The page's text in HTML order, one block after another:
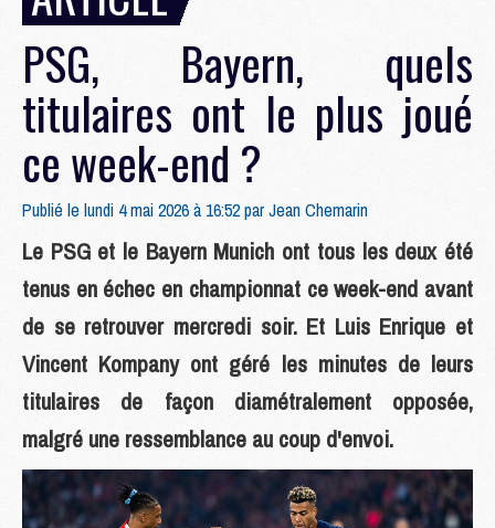
PSG, Bayern, quels
titulaires ont le plus joué
ce week-end ?
Publié le lundi 4 mai 2026 à 16:52 parJean Chemarin
Le PSG et le Bayern Munich ont tous les deux été
tenus en échec en championnat ce week-end avant
de se retrouver mercredi soir. Et Luis Enrique et
Vincent Kompany ont géré les minutes de leurs
titulaires de façon diamétralement opposée,
malgré une ressemblance au coup d'envoi.